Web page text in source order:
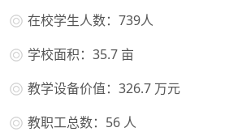
在校学生人数：739人
学校面积：35.7 亩
教学设备价值：326.7 万元
教职工总数：56 人